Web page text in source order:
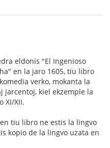
eldonis "El Ingenioso
en la jaro 1605, tiu libro
verko, mokanta la
jarcentoj, kiel ekzemple la
XI/XII.
tiu libro ne estis la lingvo
kopio de la lingvo uzata en